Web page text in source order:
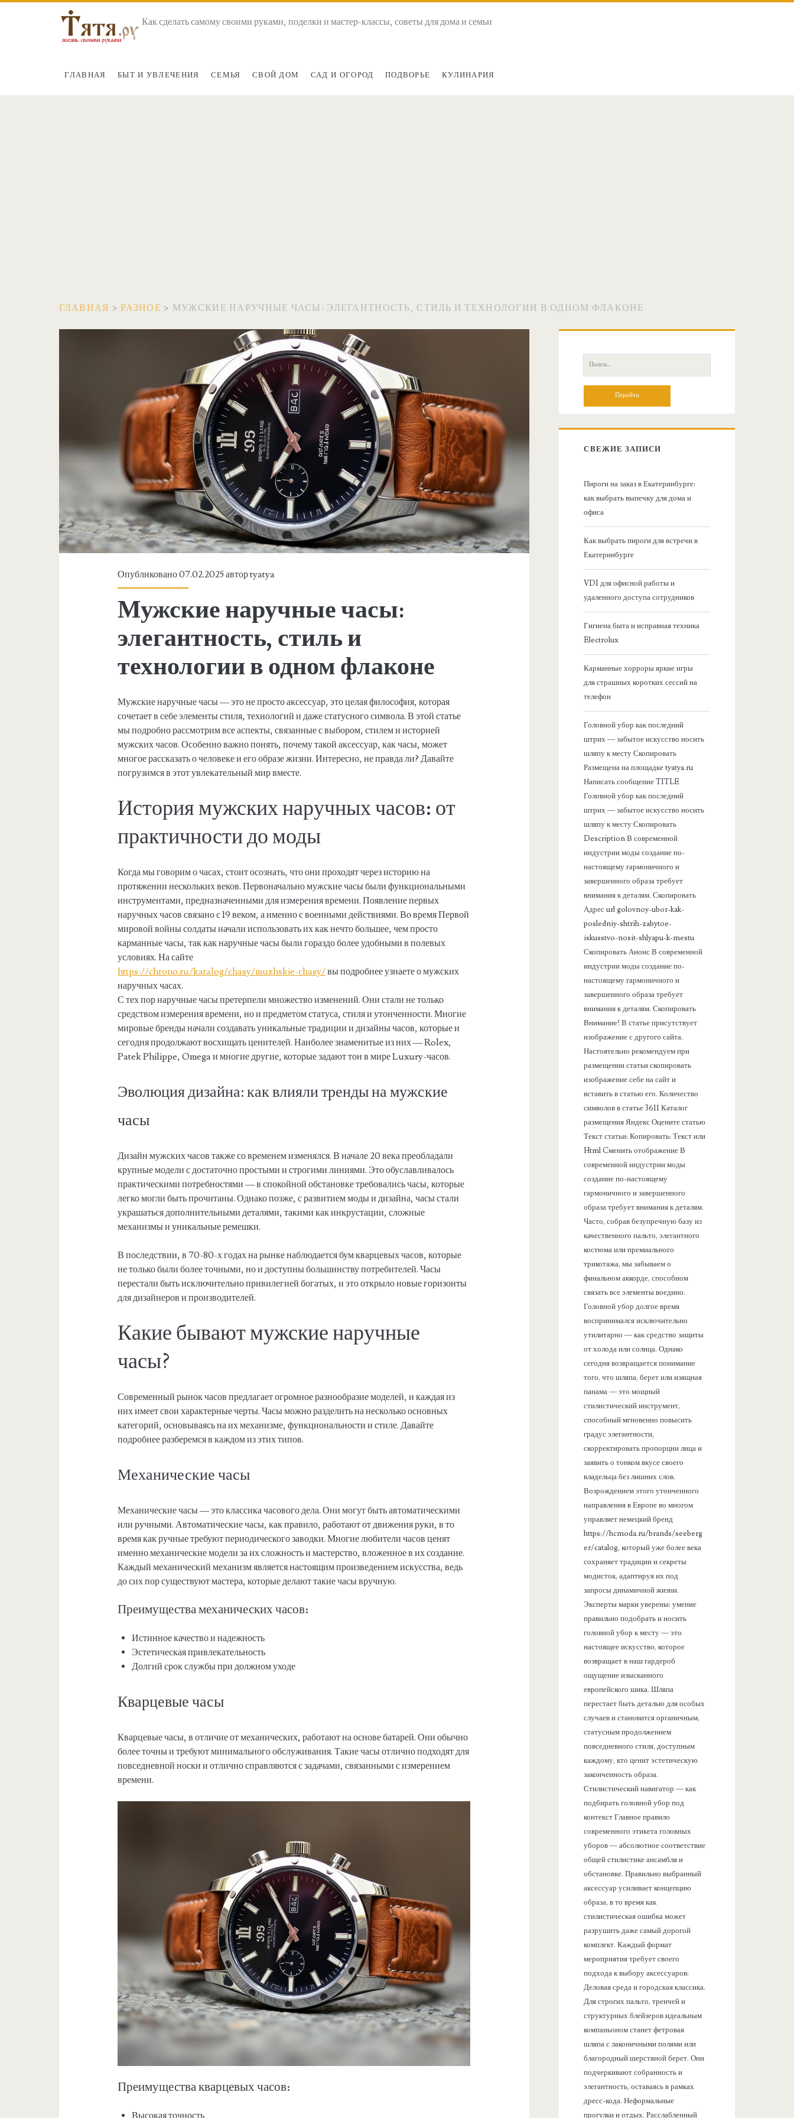
Как сделать самому своими руками, поделки и мастер-классы, советы для дома и семьи
ГЛАВНАЯ БЫТ И УВЛЕЧЕНИЯ СЕМЬЯ СВОЙ ДОМ САД И ОГОРОД ПОДВОРЬЕ КУЛИНАРИЯ
ГЛАВНАЯ >РАЗНОЕ > МУЖСКИЕ НАРУЧНЫЕ ЧАСЫ: ЭЛЕГАНТНОСТЬ, СТИЛЬ И ТЕХНОЛОГИИ В ОДНОМ ФЛАКОНЕ
Опубликовано 07.02.2025 авторtyatya
Мужские наручные часы:
элегантность, стиль и
технологии в одном флаконе
Мужские наручные часы — это не просто аксессуар, это целая философия, которая
сочетает в себе элементы стиля, технологий и даже статусного символа. В этой статье
мы подробно рассмотрим все аспекты, связанные с выбором, стилем и историей
мужских часов. Особенно важно понять, почему такой аксессуар, как часы, может
многое рассказать о человеке и его образе жизни. Интересно, не правда ли? Давайте
погрузимся в этот увлекательный мир вместе.
История мужских наручных часов: от
практичности до моды
Когда мы говорим о часах, стоит осознать, что они проходят через историю на
протяжении нескольких веков. Первоначально мужские часы были функциональными
инструментами, предназначенными для измерения времени. Появление первых
наручных часов связано с 19 веком, а именно с военными действиями. Во время Первой
мировой войны солдаты начали использовать их как нечто большее, чем просто
карманные часы, так как наручные часы были гораздо более удобными в полевых
условиях. На сайте
https://chrono.ru/katalog/chasy/muzhskie-chasy/вы подробнее узнаете о мужских
наручных часах.
С тех пор наручные часы претерпели множество изменений. Они стали не только
средством измерения времени, но и предметом статуса, стиля и утонченности. Многие
мировые бренды начали создавать уникальные традиции и дизайны часов, которые и
сегодня продолжают восхищать ценителей. Наиболее знаменитые из них — Rolex,
Patek Philippe, Omega и многие другие, которые задают тон в мире Luxury-часов.
Эволюция дизайна: как влияли тренды на мужские
часы
Дизайн мужских часов также со временем изменялся. В начале 20 века преобладали
крупные модели с достаточно простыми и строгими линиями. Это обуславливалось
практическими потребностями — в спокойной обстановке требовались часы, которые
легко могли быть прочитаны. Однако позже, с развитием моды и дизайна, часы стали
украшаться дополнительными деталями, такими как инкрустации, сложные
механизмы и уникальные ремешки.
В последствии, в 70-80-х годах на рынке наблюдается бум кварцевых часов, которые
не только были более точными, но и доступны большинству потребителей. Часы
перестали быть исключительно привилегией богатых, и это открыло новые горизонты
для дизайнеров и производителей.
Какие бывают мужские наручные
часы?
Современный рынок часов предлагает огромное разнообразие моделей, и каждая из
них имеет свои характерные черты. Часы можно разделить на несколько основных
категорий, основываясь на их механизме, функциональности и стиле. Давайте
подробнее разберемся в каждом из этих типов.
Механические часы
Механические часы — это классика часового дела. Они могут быть автоматическими
или ручными. Автоматические часы, как правило, работают от движения руки, в то
время как ручные требуют периодического заводки. Многие любители часов ценят
именно механические модели за их сложность и мастерство, вложенное в их создание.
Каждый механический механизм является настоящим произведением искусства, ведь
до сих пор существуют мастера, которые делают такие часы вручную.
Преимущества механических часов:
Истинное качество и надежность
Эстетическая привлекательность
Долгий срок службы при должном уходе
Кварцевые часы
Кварцевые часы, в отличие от механических, работают на основе батарей. Они обычно
более точны и требуют минимального обслуживания. Такие часы отлично подходят для
повседневной носки и отлично справляются с задачами, связанными с измерением
времени.
Преимущества кварцевых часов:
Высокая точность
о
П
о
:
СВЕЖИЕ ЗАПИСИ
Пироги на заказ в Екатеринбурге:
как выбрать выпечку для дома и
офиса
Как выбрать пироги для встречи в
Екатеринбурге
VDI для офисной работы и
удаленного доступа сотрудников
Гигиена быта и исправная техника
Electrolux
Карманные хорроры яркие игры
для страшных коротких сессий на
телефон
Головной убор как последний
штрих — забытое искусство носить
шляпу к месту Скопировать
Размещена на площадке tyatya.ru
Написать сообщение TITLE
Головной убор как последний
штрих — забытое искусство носить
шляпу к месту Скопировать
Description В современной
индустрии моды создание по-
настоящему гармоничного и
завершенного образа требует
внимания к деталям. Скопировать
Адрес url golovnoy-ubor-kak-
posledniy-shtrih-zabytoe-
iskusstvo-nosit-shlyapu-k-mestu
Скопировать Анонс В современной
индустрии моды создание по-
настоящему гармоничного и
завершенного образа требует
внимания к деталям. Скопировать
Внимание! В статье присутствует
изображение с другого сайта.
Настоятельно рекомендуем при
размещении статьи скопировать
изображение себе на сайт и
вставить в статью его. Количество
символов в статье 3611 Каталог
размещения Яндекс Оцените статью
Текст статьи: Копировать: Текст или
Html Cменить отображение В
современной индустрии моды
создание по-настоящему
гармоничного и завершенного
образа требует внимания к деталям.
Часто, собрав безупречную базу из
качественного пальто, элегантного
костюма или премиального
трикотажа, мы забываем о
финальном аккорде, способном
связать все элементы воедино.
Головной убор долгое время
воспринимался исключительно
утилитарно — как средство защиты
от холода или солнца. Однако
сегодня возвращается понимание
того, что шляпа, берет или изящная
панама — это мощный
стилистический инструмент,
способный мгновенно повысить
градус элегантности,
скорректировать пропорции лица и
заявить о тонком вкусе своего
владельца без лишних слов.
Возрождением этого утонченного
направления в Европе во многом
управляет немецкий бренд
https://hcmoda.ru/brands/seeberg
er/catalog, который уже более века
сохраняет традиции и секреты
модисток, адаптируя их под
запросы динамичной жизни.
Эксперты марки уверены: умение
правильно подобрать и носить
головной убор к месту — это
настоящее искусство, которое
возвращает в наш гардероб
ощущение изысканного
европейского шика. Шляпа
перестает быть деталью для особых
случаев и становится органичным,
статусным продолжением
повседневного стиля, доступным
каждому, кто ценит эстетическую
законченность образа.
Стилистический навигатор — как
подбирать головной убор под
контекст Главное правило
современного этикета головных
уборов — абсолютное соответствие
общей стилистике ансамбля и
обстановке. Правильно выбранный
аксессуар усиливает концепцию
образа, в то время как
стилистическая ошибка может
разрушить даже самый дорогой
комплект. Каждый формат
мероприятия требует своего
подхода к выбору аксессуаров:
Деловая среда и городская классика.
Для строгих пальто, тренчей и
структурных блейзеров идеальным
компаньоном станет фетровая
шляпа с лаконичными полями или
благородный шерстяной берет. Они
подчеркивают собранность и
элегантность, оставаясь в рамках
дресс-кода. Неформальные
прогулки и отдых. Расслабленный